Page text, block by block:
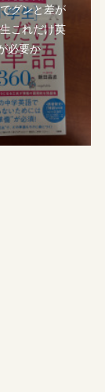
グンと差が
これだけ英
必要か